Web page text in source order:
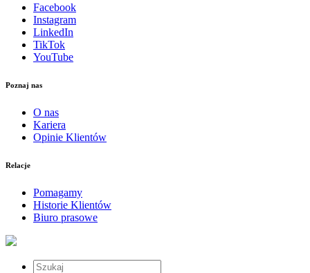
Facebook
Instagram
LinkedIn
TikTok
YouTube
Poznaj nas
O nas
Kariera
Opinie Klientów
Relacje
Pomagamy
Historie Klientów
Biuro prasowe